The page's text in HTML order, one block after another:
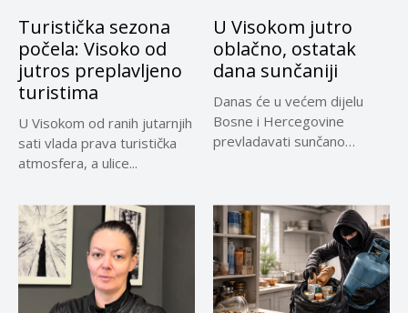
Turistička sezona
počela: Visoko od
jutros preplavljeno
turistima
U Visokom od ranih jutarnjih
sati vlada prava turistička
atmosfera, a ulice...
U Visokom jutro
oblačno, ostatak
dana sunčaniji
Danas će u većem dijelu
Bosne i Hercegovine
prevladavati sunčano